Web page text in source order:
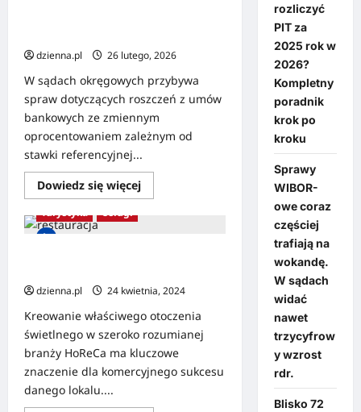
dzienna.pl
26 lutego, 2026
W sądach okręgowych przybywa
spraw dotyczących roszczeń z umów
bankowych ze zmiennym
oprocentowaniem zależnym od
stawki referencyjnej...
Dowiedz się więcej
Gospodarka
Nieruchomości
Turystyka
Usługi
dzienna.pl
24 kwietnia, 2024
Kreowanie właściwego otoczenia
świetlnego w szeroko rozumianej
branży HoReCa ma kluczowe
znaczenie dla komercyjnego sukcesu
danego lokalu....
rozliczyć
PIT za
2025 rok w
2026?
Kompletny
poradnik
krok po
kroku
Sprawy
WIBOR-
owe coraz
częściej
trafiają na
wokandę.
W sądach
widać
nawet
trzycyfrow
y wzrost
rdr.
Blisko 72